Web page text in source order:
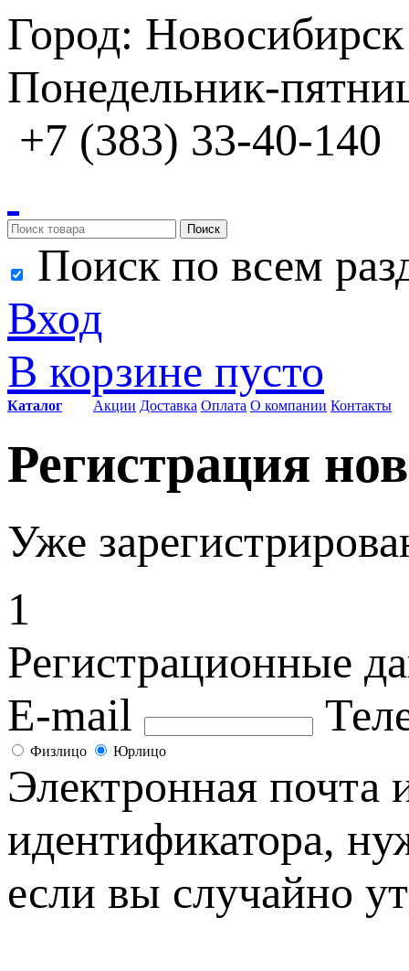
Город: Новосибирск
Понедельник-
+7 (383) 33-40-140
Поиск
Поиск по всем
Вход
В корзине пусто
Каталог Акции Доставка Оплата О компании Контакты
Регистрация
Уже
1
Регистрационные
E-mail
Физлицо Юрлицо
Электронная почта
идентификатора,
если вы случайно